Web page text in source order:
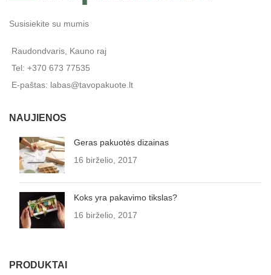
Susisiekite su mumis
Raudondvaris, Kauno raj
Tel: +370 673 77535
E-paštas: labas@tavopakuote.lt
NAUJIENOS
Geras pakuotės dizainas
16 birželio, 2017
Koks yra pakavimo tikslas?
16 birželio, 2017
PRODUKTAI